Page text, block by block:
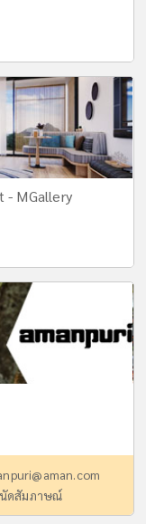
- MGallery
ดสัมภาษณ์